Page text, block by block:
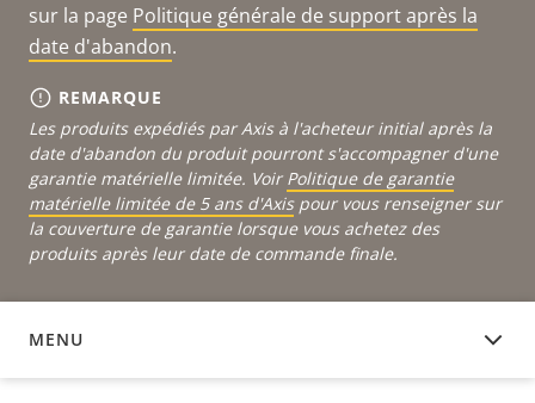
sur la page Politique générale de support après la
date d'abandon.
REMARQUE
Les produits expédiés par Axis à l'acheteur initial après la
date d'abandon du produit pourront s'accompagner d'une
garantie matérielle limitée. Voir Politique de garantie
matérielle limitée de 5 ans d'Axispour vous renseigner sur
la couverture de garantie lorsque vous achetez des
produits après leur date de commande finale.
MENU
LOGICIEL DU DISPOSITIF